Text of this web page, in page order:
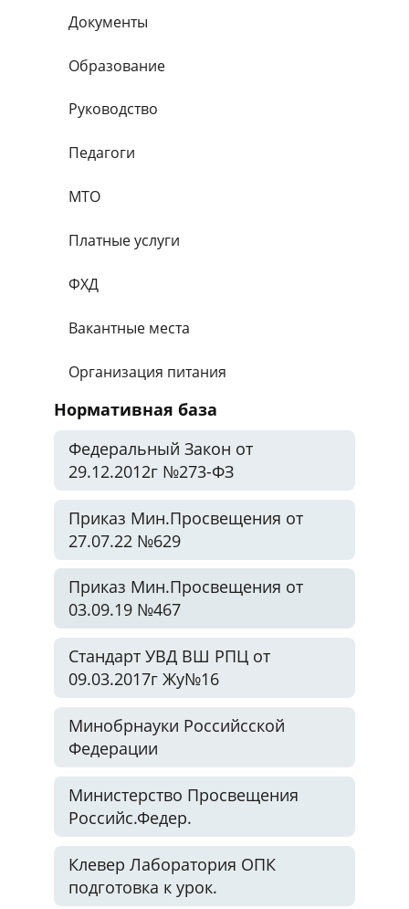
Документы
Образование
Руководство
Педагоги
МТО
Платные услуги
ФХД
Вакантные места
Организация питания
Нормативная база
Федеральный Закон от
29.12.2012г №273-ФЗ
Приказ Мин.Просвещения от
27.07.22 №629
Приказ Мин.Просвещения от
03.09.19 №467
Стандарт УВД ВШ РПЦ от
09.03.2017г Жу№16
Минобрнауки Российсской
Федерации
Министерство Просвещения
Российс.Федер.
Клевер Лаборатория ОПК
подготовка к урок.